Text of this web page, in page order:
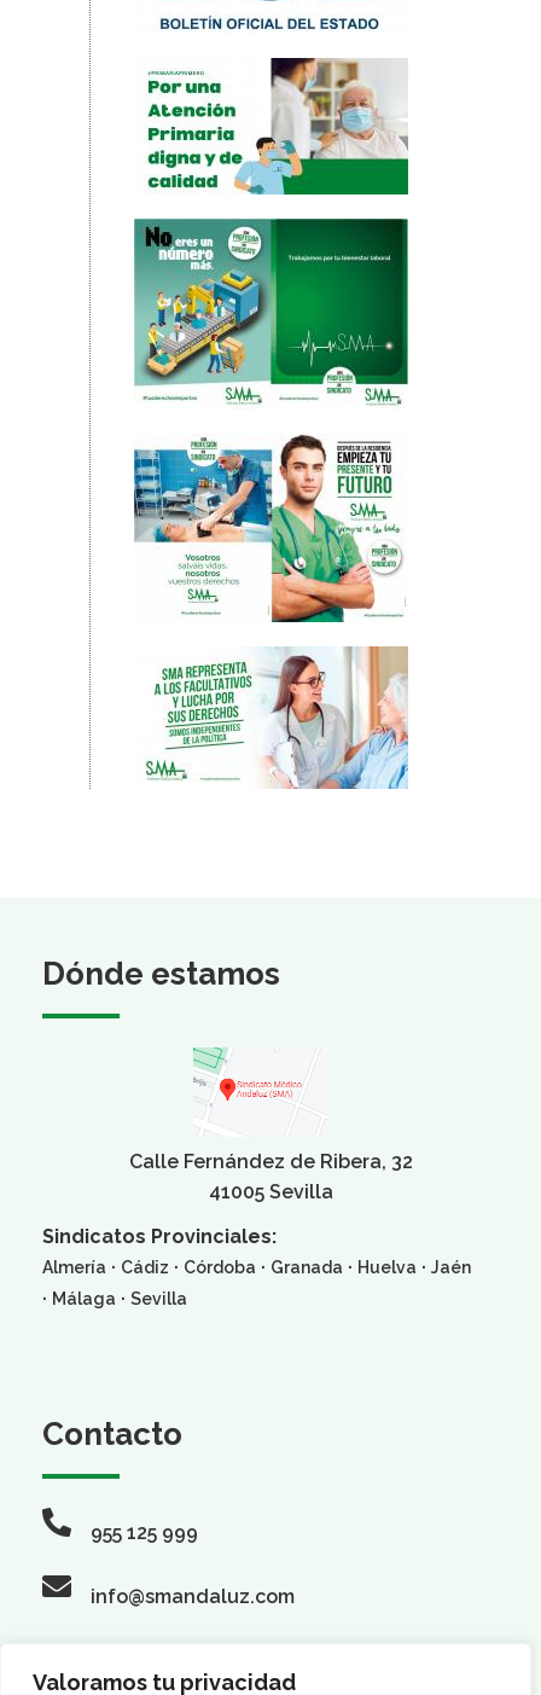
Valoramos tu privacidad
Dónde estamos
Calle Fernández de Ribera, 32
41005 Sevilla
Sindicatos Provinciales:
Almería · Cádiz · Córdoba · Granada · Huelva · Jaén
· Málaga · Sevilla
Contacto
955 125 999
info@smandaluz.com